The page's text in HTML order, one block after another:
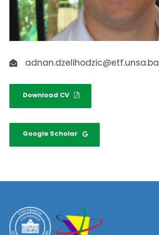
adnan.dzelihodzic@etf.unsa.ba
Download CV
Google Scholar